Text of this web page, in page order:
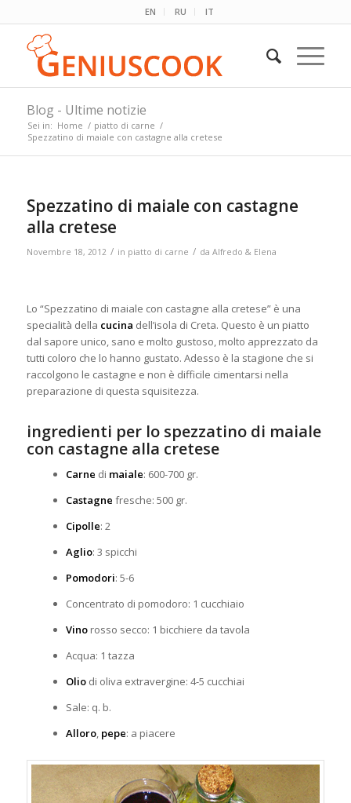
EN RU IT
Blog - Ultime notizie
Sei in: Home / piatto di carne /
Spezzatino di maiale con castagne alla cretese
Spezzatino di maiale con castagne
alla cretese
Novembre 18, 2012 / in piatto di carne / da Alfredo & Elena
Lo “Spezzatino di maiale con castagne alla cretese” è una
specialità della cucina dell’isola di Creta. Questo è un piatto
dal sapore unico, sano e molto gustoso, molto apprezzato da
tutti coloro che lo hanno gustato. Adesso è la stagione che si
raccolgono le castagne e non è difficile cimentarsi nella
preparazione di questa squisitezza.
ingredienti per lo spezzatino di maiale
con castagne alla cretese
Carne di maiale: 600-700 gr.
Castagne fresche: 500 gr.
Cipolle: 2
Aglio: 3 spicchi
Pomodori: 5-6
Concentrato di pomodoro: 1 cucchiaio
Vinorosso secco: 1 bicchiere da tavola
Acqua: 1 tazza
Oliodi oliva extravergine: 4-5 cucchiai
Sale: q. b.
Alloro, pepe: a piacere